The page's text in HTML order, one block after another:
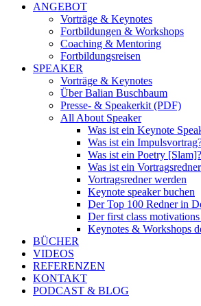
ANGEBOT
Vorträge & Keynotes
Fortbildungen & Workshops
Coaching & Mentoring
Fortbildungsreisen
SPEAKER
Vorträge & Keynotes
Über Balian Buschbaum
Presse- & Speakerkit (PDF)
All About Speaker
Was ist ein Keynote
Was ist ein
Was ist ein Poetry [Slam]?
Was ist ein
Vortragsredner werden
Keynote speaker buchen
Der Top 100 Redner in
Der first class motivations
Keynotes & Workshops
BÜCHER
VIDEOS
REFERENZEN
KONTAKT
PODCAST & BLOG